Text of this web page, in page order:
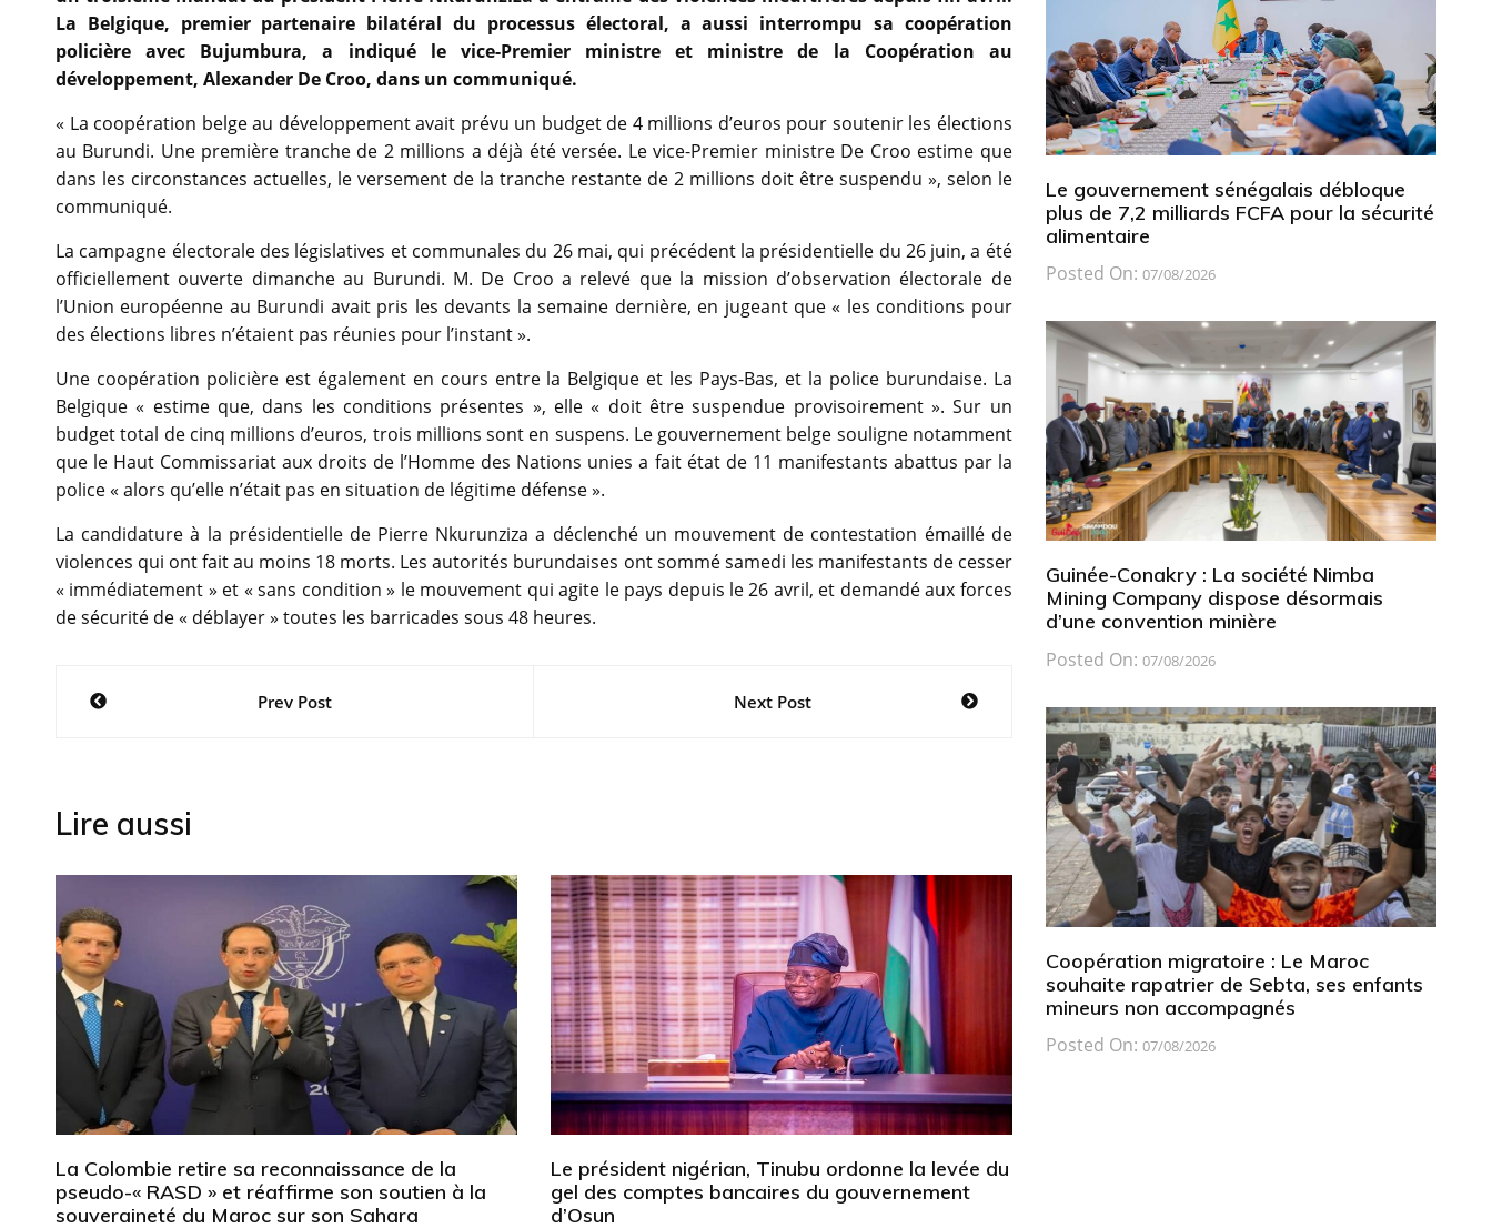
La Belgique, premier partenaire bilatéral du processus électoral, a aussi interrompu sa coopération
policière avec Bujumbura, a indiqué le vice-Premier ministre et ministre de la Coopération au
développement, Alexander De Croo, dans un communiqué.
« La coopération belge au développement avait prévu un budget de 4 millions d’euros pour soutenir les élections
au Burundi. Une première tranche de 2 millions a déjà été versée. Le vice-Premier ministre De Croo estime que
dans les circonstances actuelles, le versement de la tranche restante de 2 millions doit être suspendu », selon le
communiqué.
La campagne électorale des législatives et communales du 26 mai, qui précédent la présidentielle du 26 juin, a été
officiellement ouverte dimanche au Burundi. M. De Croo a relevé que la mission d’observation électorale de
l’Union européenne au Burundi avait pris les devants la semaine dernière, en jugeant que « les conditions pour
des élections libres n’étaient pas réunies pour l’instant ».
Une coopération policière est également en cours entre la Belgique et les Pays-Bas, et la police burundaise. La
Belgique « estime que, dans les conditions présentes », elle « doit être suspendue provisoirement ». Sur un
budget total de cinq millions d’euros, trois millions sont en suspens. Le gouvernement belge souligne notamment
que le Haut Commissariat aux droits de l’Homme des Nations unies a fait état de 11 manifestants abattus par la
police « alors qu’elle n’était pas en situation de légitime défense ».
La candidature à la présidentielle de Pierre Nkurunziza a déclenché un mouvement de contestation émaillé de
violences qui ont fait au moins 18 morts. Les autorités burundaises ont sommé samedi les manifestants de cesser
« immédiatement » et « sans condition » le mouvement qui agite le pays depuis le 26 avril, et demandé aux forces
de sécurité de « déblayer » toutes les barricades sous 48 heures.
NavigationPrev Post Next Post
Lire aussi
La Colombie retire sa reconnaissance de la
pseudo-« RASD » et réaffirme son soutien à la
souveraineté du Maroc sur son Sahara
Le président nigérian, Tinubu ordonne la levée du
gel des comptes bancaires du gouvernement
d’Osun
Le gouvernement sénégalais débloque
plus de 7,2 milliards FCFA pour la sécurité
alimentaire
Posted On: 07/08/2026
Guinée-Conakry : La société Nimba
Mining Company dispose désormais
d’une convention minière
Posted On: 07/08/2026
Coopération migratoire : Le Maroc
souhaite rapatrier de Sebta, ses enfants
mineurs non accompagnés
Posted On: 07/08/2026